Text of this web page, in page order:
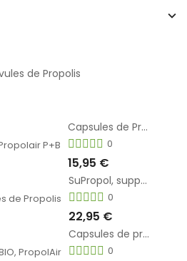
de Propolis
Capsules de Propolis + Boswellia
0
15,95 €
SuPropol, suppositoires de Propolis
0
22,95 €
Capsules de propolis BIO, PropolAir
0